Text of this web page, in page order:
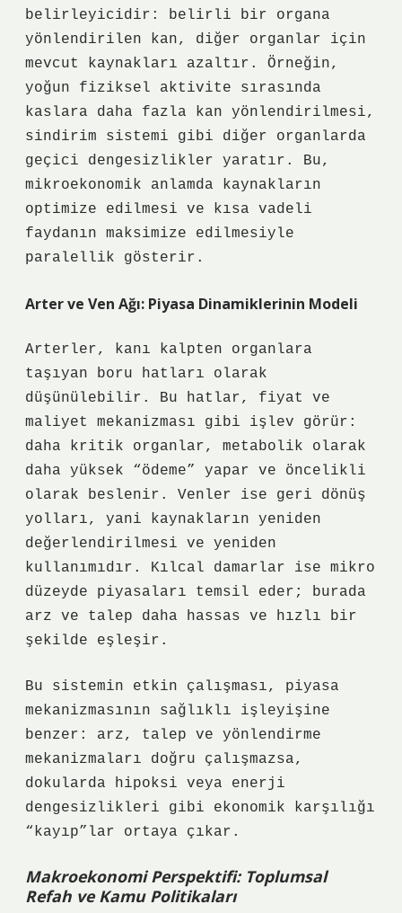
belirleyicidir: belirli bir organa
yönlendirilen kan, diğer organlar için
mevcut kaynakları azaltır. Örneğin,
yoğun fiziksel aktivite sırasında
kaslara daha fazla kan yönlendirilmesi,
sindirim sistemi gibi diğer organlarda
geçici dengesizlikler yaratır. Bu,
mikroekonomik anlamda kaynakların
optimize edilmesi ve kısa vadeli
faydanın maksimize edilmesiyle
paralellik gösterir.
Arter ve Ven Ağı: Piyasa Dinamiklerinin Modeli
Arterler, kanı kalpten organlara
taşıyan boru hatları olarak
düşünülebilir. Bu hatlar, fiyat ve
maliyet mekanizması gibi işlev görür:
daha kritik organlar, metabolik olarak
daha yüksek “ödeme” yapar ve öncelikli
olarak beslenir. Venler ise geri dönüş
yolları, yani kaynakların yeniden
değerlendirilmesi ve yeniden
kullanımıdır. Kılcal damarlar ise mikro
düzeyde piyasaları temsil eder; burada
arz ve talep daha hassas ve hızlı bir
şekilde eşleşir.
Bu sistemin etkin çalışması, piyasa
mekanizmasının sağlıklı işleyişine
benzer: arz, talep ve yönlendirme
mekanizmaları doğru çalışmazsa,
dokularda hipoksi veya enerji
dengesizlikleri gibi ekonomik karşılığı
“kayıp”lar ortaya çıkar.
Makroekonomi Perspektifi: Toplumsal
Refah ve Kamu Politikaları